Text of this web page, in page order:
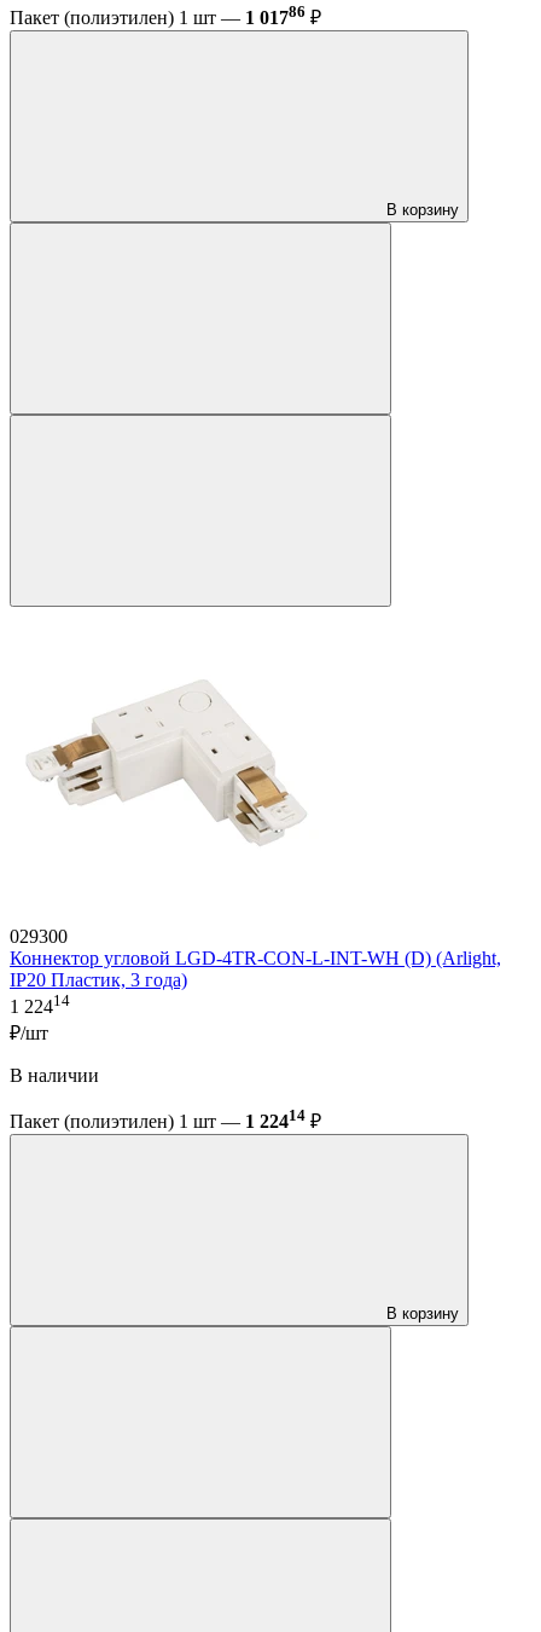
Пакет (полиэтилен) 1 шт — 1 01786 ₽
В корзину
029300
Коннектор угловой LGD-4TR-CON-L-INT-WH (D) (Arlight,
IP20 Пластик, 3 года)
1 22414
₽/шт
В наличии
Пакет (полиэтилен) 1 шт — 1 22414 ₽
В корзину